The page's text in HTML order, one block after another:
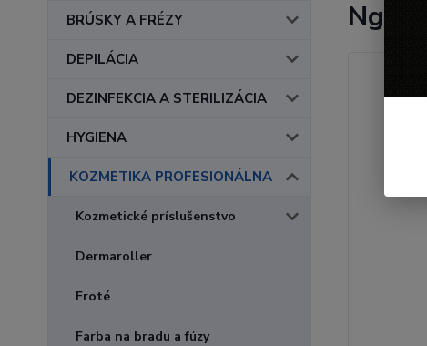
BRÚSKY A FRÉZY
DEPILÁCIA
DEZINFEKCIA A STERILIZÁCIA
HYGIENA
KOZMETIKA PROFESIONÁLNA
Kozmetické príslušenstvo
Dermaroller
Froté
Farba na bradu a fúzy